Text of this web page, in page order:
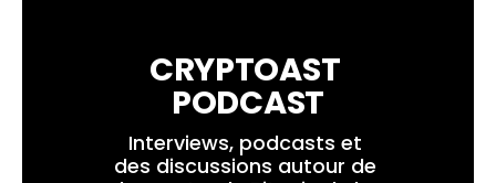
CRYPTOAST
PODCAST
Interviews, podcasts et
des discussions autour de